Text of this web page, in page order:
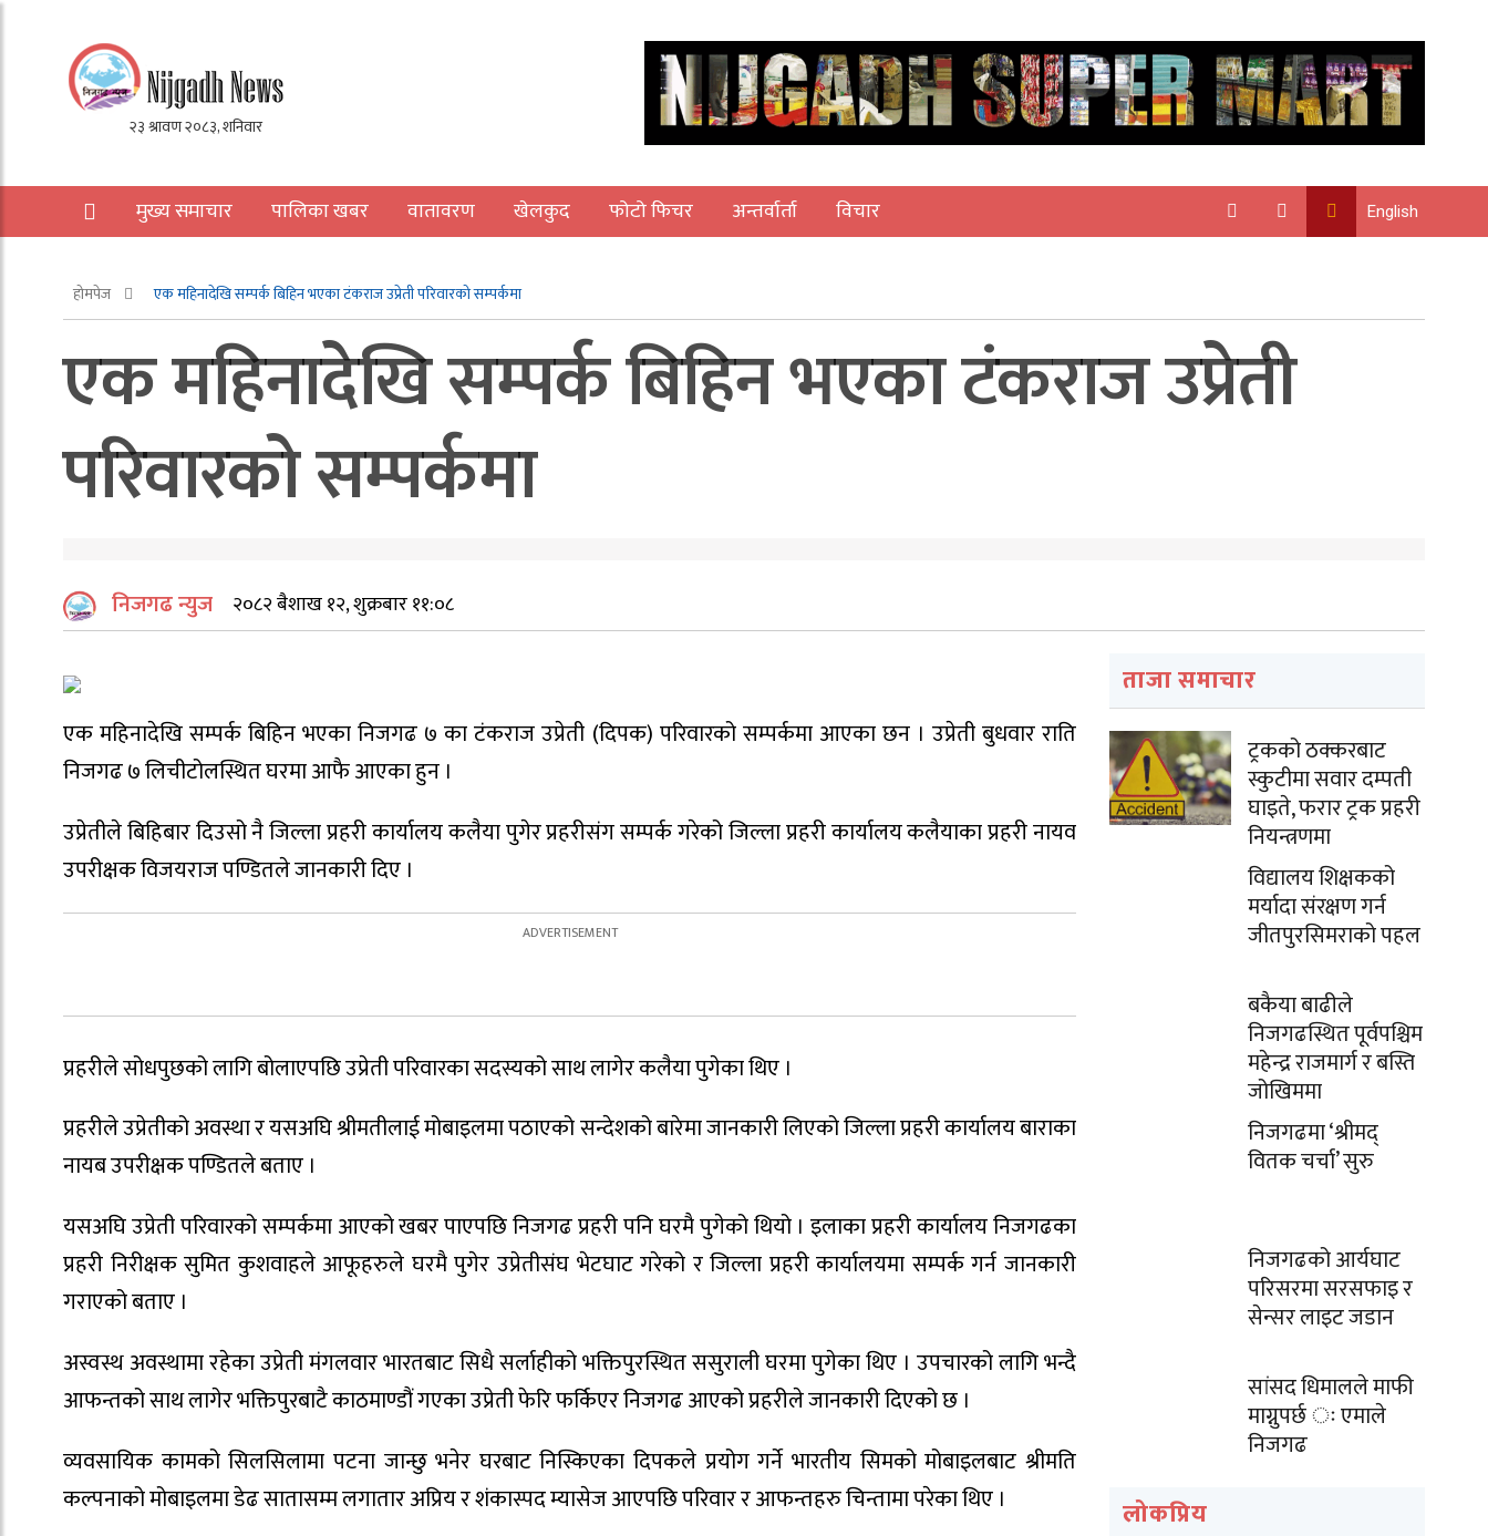
मुख्य समाचार पालिका खबर वातावरण खेलकुद फोटो फिचर अन्तर्वार्ता
विचार
English
होमपेज एक महिनादेखि सम्पर्क बिहिन भएका टंकराज उप्रेती परिवारको सम्पर्कमा
एक महिनादेखि सम्पर्क बिहिन भएका टंकराज उप्रेती
परिवारको सम्पर्कमा
निजगढ न्युज २०८२ बैशाख १२, शुक्रबार ११:०८
एक महिनादेखि सम्पर्क बिहिन भएका निजगढ ७ का टंकराज उप्रेती (दिपक) परिवारको सम्पर्कमा आएका छन । उप्रेती बुधवार राति
निजगढ ७ लिचीटोलस्थित घरमा आफै आएका हुन ।
उप्रेतीले बिहिबार दिउसो नै जिल्ला प्रहरी कार्यालय कलैया पुगेर प्रहरीसंग सम्पर्क गरेको जिल्ला प्रहरी कार्यालय कलैयाका प्रहरी नायव
उपरीक्षक विजयराज पण्डितले जानकारी दिए ।
प्रहरीले सोधपुछको लागि बोलाएपछि उप्रेती परिवारका सदस्यको साथ लागेर कलैया पुगेका थिए ।
प्रहरीले उप्रेतीको अवस्था र यसअघि श्रीमतीलाई मोबाइलमा पठाएको सन्देशको बारेमा जानकारी लिएको जिल्ला प्रहरी कार्यालय बाराका
नायब उपरीक्षक पण्डितले बताए ।
यसअघि उप्रेती परिवारको सम्पर्कमा आएको खबर पाएपछि निजगढ प्रहरी पनि घरमै पुगेको थियो । इलाका प्रहरी कार्यालय निजगढका
प्रहरी निरीक्षक सुमित कुशवाहले आफूहरुले घरमै पुगेर उप्रेतीसंघ भेटघाट गरेको र जिल्ला प्रहरी कार्यालयमा सम्पर्क गर्न जानकारी
गराएको बताए ।
अस्वस्थ अवस्थामा रहेका उप्रेती मंगलवार भारतबाट सिधै सर्लाहीको भक्तिपुरस्थित ससुराली घरमा पुगेका थिए । उपचारको लागि भन्दै
आफन्तको साथ लागेर भक्तिपुरबाटै काठमाण्डौं गएका उप्रेती फेरि फर्किएर निजगढ आएको प्रहरीले जानकारी दिएको छ ।
व्यवसायिक कामको सिलसिलामा पटना जान्छु भनेर घरबाट निस्किएका दिपकले प्रयोग गर्ने भारतीय सिमको मोबाइलबाट श्रीमति
कल्पनाको मोबाइलमा डेढ सातासम्म लगातार अप्रिय र शंकास्पद म्यासेज आएपछि परिवार र आफन्तहरु चिन्तामा परेका थिए ।
ताजा समाचार
ट्रकको ठक्करबाट
स्कुटीमा सवार दम्पती
घाइते, फरार ट्रक प्रहरी
नियन्त्रणमा
विद्यालय शिक्षकको
मर्यादा संरक्षण गर्न
जीतपुरसिमराको पहल
बकैया बाढीले
निजगढस्थित पूर्वपश्चिम
महेन्द्र राजमार्ग र बस्ति
जोखिममा
निजगढमा ‘श्रीमद्
वितक चर्चा’ सुरु
निजगढको आर्यघाट
परिसरमा सरसफाइ र
सेन्सर लाइट जडान
सांसद धिमालले माफी
माग्नुपर्छ ः एमाले
निजगढ
लोकप्रिय